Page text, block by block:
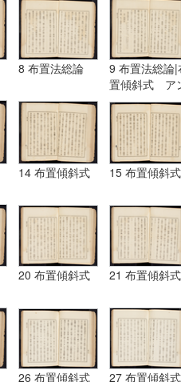
8 布置法総論
9 布置法総論|
置傾斜式 ア
ギュラール、
ムポシシヨン
14 布置傾斜式 15 布置傾斜式
20 布置傾斜式 21 布置傾斜式
26 布置傾斜式 27 布置傾斜式